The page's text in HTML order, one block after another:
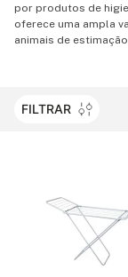
por produtos de
oferece uma ampla
animais de
FILTRAR